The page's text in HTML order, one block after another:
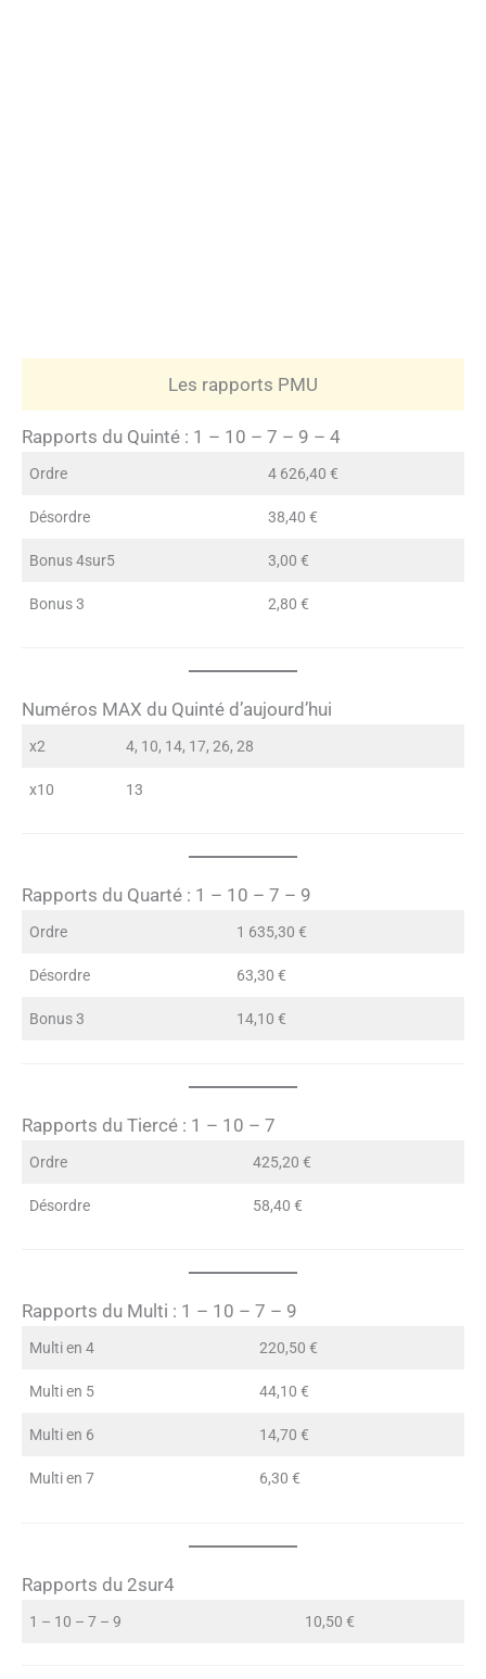
Les rapports PMU
Rapports du Quinté : 1 – 10 – 7 – 9 – 4
Ordre 4 626,40 €
Désordre 38,40 €
Bonus 4sur5 3,00 €
Bonus 3 2,80 €
Numéros MAX du Quinté d’aujourd’hui
x2 4, 10, 14, 17, 26, 28
x10 13
Rapports du Quarté : 1 – 10 – 7 – 9
Ordre 1 635,30 €
Désordre 63,30 €
Bonus 3 14,10 €
Rapports du Tiercé : 1 – 10 – 7
Ordre 425,20 €
Désordre 58,40 €
Rapports du Multi : 1 – 10 – 7 – 9
Multi en 4 220,50 €
Multi en 5 44,10 €
Multi en 6 14,70 €
Multi en 7 6,30 €
Rapports du 2sur4
1 – 10 – 7 – 9 10,50 €